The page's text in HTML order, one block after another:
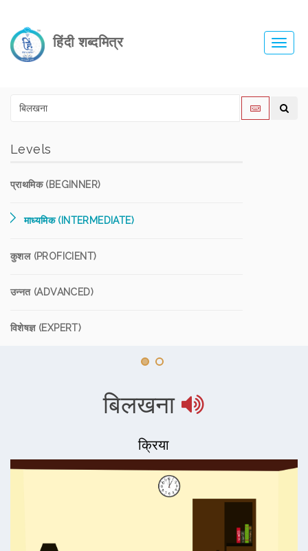
हिंदी शब्दमित्र
Levels
प्राथमिक (BEGINNER)
माध्यमिक (INTERMEDIATE)
कुशल (PROFICIENT)
उन्नत (ADVANCED)
विशेषज्ञ (EXPERT)
बिलखना
क्रिया